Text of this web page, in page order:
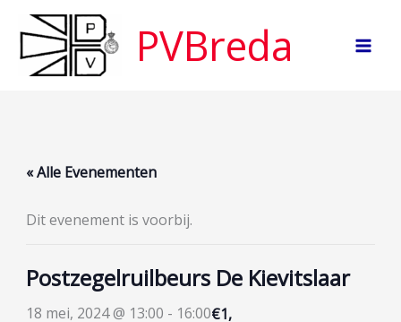
naar
PVBreda
« Alle Evenementen
Dit evenement is voorbij.
Postzegelruilbeurs De Kievitslaar
18 mei, 2024 @ 13:00 - 16:00€1,